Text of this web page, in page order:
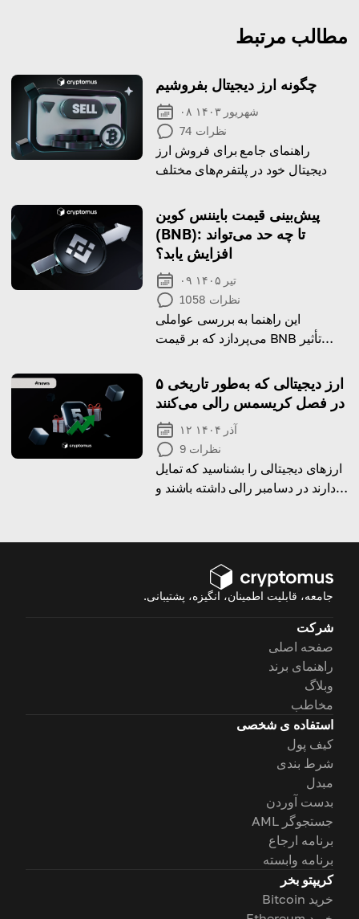
مطالب مرتبط
چگونه ارز دیجیتال بفروشیم
۰۸ شهریور ۱۴۰۳
74 نظرات
راهنمای جامع برای فروش ارز
دیجیتال خود در پلتفرم‌های مختلف
پیش‌بینی قیمت بایننس کوین
(BNB): تا چه حد می‌تواند
افزایش یابد؟
۰۹ تیر ۱۴۰۵
1058 نظرات
این راهنما به بررسی عواملی
می‌پردازد که بر قیمت BNB تأثیر
۵ ارز دیجیتالی که به‌طور تاریخی
در فصل کریسمس رالی می‌کنند
۱۲ آذر ۱۴۰۴
9 نظرات
ارزهای دیجیتالی را بشناسید که تمایل
دارند در دسامبر رالی داشته باشند و
جامعه، قابلیت اطمینان، انگیزه، پشتیبانی.
شرکت
صفحه اصلی
راهنمای برند
وبلاگ
مخاطب
استفاده ی شخصی
کیف پول
شرط بندی
مبدل
بدست آوردن
جستجوگر AML
برنامه ارجاع
برنامه وابسته
کریپتو بخر
خرید Bitcoin